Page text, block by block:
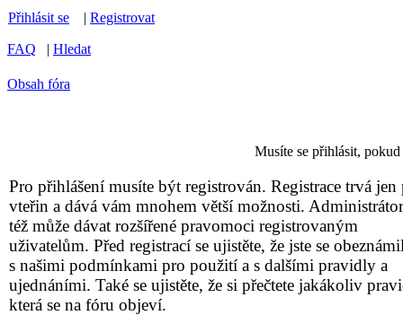
Přihlásit se | Registrovat
FAQ | Hledat
Obsah fóra
Musíte se přihlásit,
Pro přihlášení musíte být registrován. Registrace trvá jen
vteřin a dává vám mnohem větší možnosti.
též může dávat rozšířené pravomoci registrovaným
uživatelům. Před registrací se ujistěte, že jste se
s našimi podmínkami pro použití a s dalšími pravidly a
ujednáními. Také se ujistěte, že si přečtete jakákoliv
která se na fóru objeví.